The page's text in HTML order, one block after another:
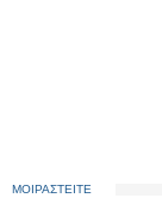
ΜΟΙΡΑΣΤΕΙΤΕ